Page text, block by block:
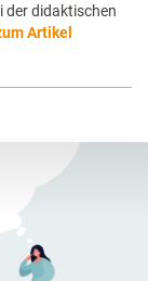
der didaktischen
Artikel